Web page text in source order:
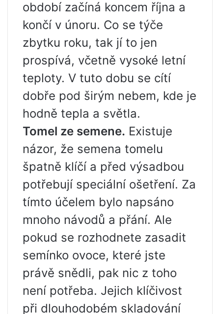
období začíná koncem října a
končí v únoru. Co se týče
zbytku roku, tak jí to jen
prospívá, včetně vysoké letní
teploty. V tuto dobu se cítí
dobře pod širým nebem, kde je
hodně tepla a světla.
Tomel ze semene. Existuje
názor, že semena tomelu
špatně klíčí a před výsadbou
potřebují speciální ošetření. Za
tímto účelem bylo napsáno
mnoho návodů a přání. Ale
pokud se rozhodnete zasadit
semínko ovoce, které jste
právě snědli, pak nic z toho
není potřeba. Jejich klíčivost
při dlouhodobém skladování